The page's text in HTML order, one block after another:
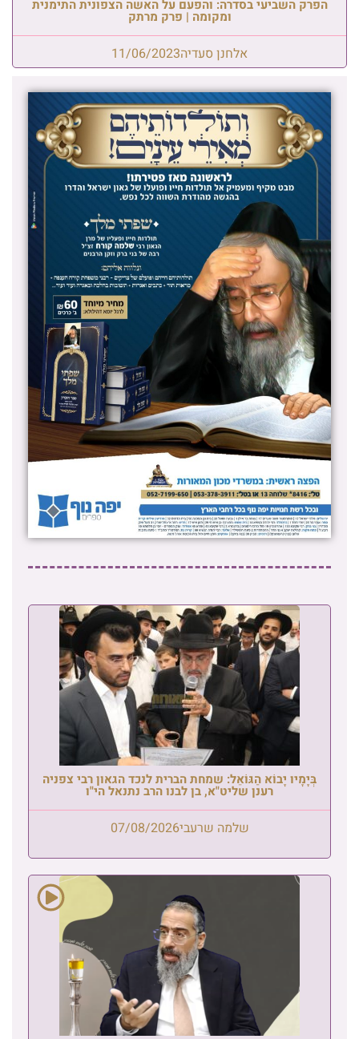
הפרק השביעי בסדרה: והפעם על האשה הצפונית התימנית
ומקומה | פרק מרתק
אלחנן סעדיה11/06/2023
בְּיָמָיו יָבוֹא הַגּוֹאֵל: שמחת הברית לנכד הגאון רבי צפניה
רענן שליט"א, בן לבנו הרב נתנאל הי"ו
שלמה שרעבי07/08/2026